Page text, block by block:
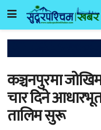
कञ्चनपुरमा
चार दिने
तालिम सुरू